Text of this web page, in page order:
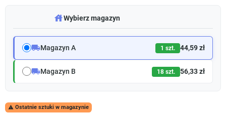
warehouseWybierz magazyn
local_shippingMagazyn A 1 szt. 44,59 zł
local_shippingMagazyn B 18 szt. 56,33 zł
 Ostatnie sztuki w magazynie